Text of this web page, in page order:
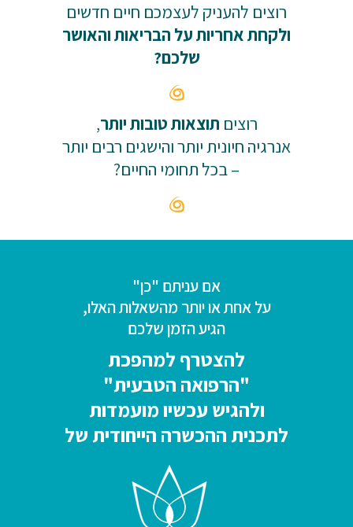
רוצים להעניק לעצמכם חיים חדשים
ולקחת אחריות על הבריאות והאושר
שלכם?
רוצים תוצאות טובות יותר,
אנרגיה חיונית יותר והישגים רבים יותר
– בכל תחומי החיים?
אם עניתם "כן"
על אחת או יותר מהשאלות האלו,
הגיע הזמן שלכם
להצטרף למהפכת
"הרפואה הטבעית"
ולהגיש עכשיו מועמדות
לתכנית ההכשרה הייחודית של